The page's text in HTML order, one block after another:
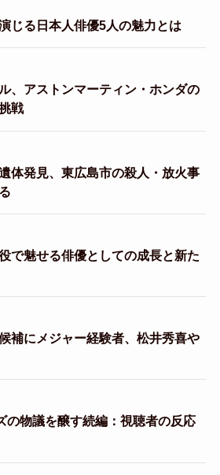
じる日本人俳優5人の魅力とは
、アストンマーティン・ホンダの
戦
体発見、東広島市の殺人・放火事
で魅せる俳優としての成長と新た
補にメジャー経験者、松井秀喜や
の物議を醸す続編：視聴者の反応